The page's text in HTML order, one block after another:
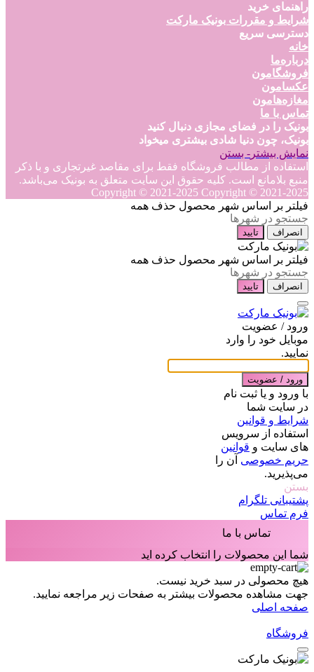
راهنمای خرید
شرایط و مقررات بونیک مارکت
دسترسی سریع
خانه
درباره‌ما
فروشگامون
عکسامون
مغازه‌هامون
تماس با ما
بونیک را در فضای مجازی دنبال کنید
بونیک، چون دنیا شادی بیشتری میخواد
نمایش بیشتر - بستن
استفاده از مطالب فروشگاه فقط برای مقاصد غیرتجاری و با ذکر
منبع بلامانع است. کلیه حقوق این سایت متعلق به بونیک می‌باشد.
Copyright © 2021-2025 Copyright © 2021-2025
فیلتر بر اساس شهر محصول حذف همه
انصراف تایید
فیلتر بر اساس شهر محصول حذف همه
انصراف تایید
ورود / عضویت
موبایل خود را وارد
نمایید.
ورود / عضویت
با ورود و یا ثبت نام
در سایت شما
شرایط و قوانین
استفاده از سرویس
های سایت و قوانین
حریم خصوصی آن را
می‌پذیرید.
بستن
پشتیبانی تلگرام
فرم تماس
تماس با ما
شما این محصولات را انتخاب کرده اید
هیچ محصولی در سبد خرید نیست.
جهت مشاهده محصولات بیشتر به صفحات زیر مراجعه نمایید.
صفحه اصلی
فروشگاه